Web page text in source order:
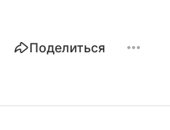
Поделиться